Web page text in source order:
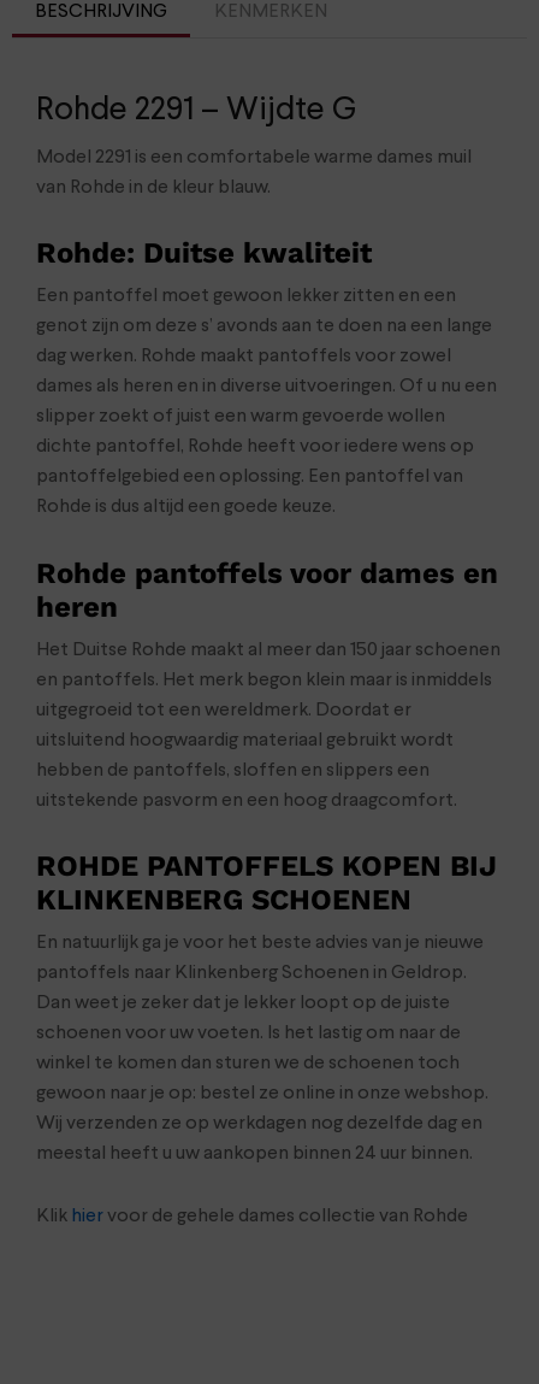
BESCHRIJVING KENMERKEN
Rohde 2291 – Wijdte G
Model 2291 is een comfortabele warme dames muil
van Rohde in de kleur blauw.
Rohde: Duitse kwaliteit
Een pantoffel moet gewoon lekker zitten en een
genot zijn om deze s’ avonds aan te doen na een lange
dag werken. Rohde maakt pantoffels voor zowel
dames als heren en in diverse uitvoeringen. Of u nu een
slipper zoekt of juist een warm gevoerde wollen
dichte pantoffel, Rohde heeft voor iedere wens op
pantoffelgebied een oplossing. Een pantoffel van
Rohde is dus altijd een goede keuze.
Rohde pantoffels voor dames en
heren
Het Duitse Rohde maakt al meer dan 150 jaar schoenen
en pantoffels. Het merk begon klein maar is inmiddels
uitgegroeid tot een wereldmerk. Doordat er
uitsluitend hoogwaardig materiaal gebruikt wordt
hebben de pantoffels, sloffen en slippers een
uitstekende pasvorm en een hoog draagcomfort.
ROHDE PANTOFFELS KOPEN BIJ
KLINKENBERG SCHOENEN
En natuurlijk ga je voor het beste advies van je nieuwe
pantoffels naar Klinkenberg Schoenen in Geldrop.
Dan weet je zeker dat je lekker loopt op de juiste
schoenen voor uw voeten. Is het lastig om naar de
winkel te komen dan sturen we de schoenen toch
gewoon naar je op: bestel ze online in onze webshop.
Wij verzenden ze op werkdagen nog dezelfde dag en
meestal heeft u uw aankopen binnen 24 uur binnen.
Klik hiervoor de gehele dames collectie van Rohde